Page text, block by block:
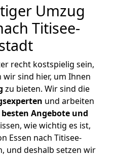
Umzug
Titisee-
recht kostspielig sein,
wir sind hier, um Ihnen
zu bieten. Wir sind die
und arbeiten
Angebote und
wie wichtig es ist,
Essen nach Titisee-
und deshalb setzen wir